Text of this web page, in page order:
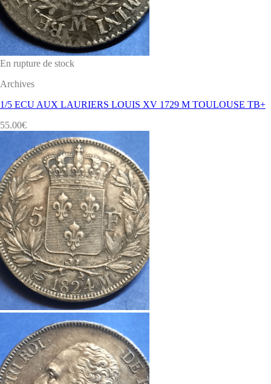
En rupture de stock
Archives
1/5 ECU AUX LAURIERS LOUIS XV 1729 M TOULOUSE TB+
55.00€